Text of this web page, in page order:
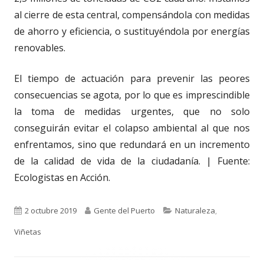
al cierre de esta central, compensándola con medidas
de ahorro y eficiencia, o sustituyéndola por energías
renovables.
El tiempo de actuación para prevenir las peores
consecuencias se agota, por lo que es imprescindible
la toma de medidas urgentes, que no solo
conseguirán evitar el colapso ambiental al que nos
enfrentamos, sino que redundará en un incremento
de la calidad de vida de la ciudadanía. | Fuente:
Ecologistas en Acción.
Publicado
el
2 octubre 2019 Autor
Gente del Puerto Categorías
Naturaleza,
Viñetas